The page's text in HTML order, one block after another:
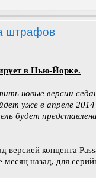
штрафов
в Нью-Йорке.
новые версии
уже в апреле 2014
будет
версией концепта
назад, для